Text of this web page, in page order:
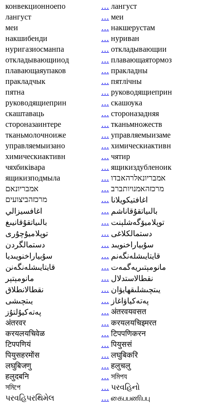
конвекционноепо
… лангуст
лангуст
… меи
меи
… накшерустам
накшибенди
… нуриван
нуригазиосманпа
… откладывающии
откладывающииод
… плавающаятормоз
плавающаяупаков
… пракладны
пракладчык
… пятлічны
пятна
… руководящиеприн
руководящиеприн
… скашоука
скаштаваць
… стороназадняя
стороназаинтере
… тканьмножеств
тканьмолочноиже
… управляемыизаме
управляемыизано
… химическиактивн
химическиактивн
… чятир
чяхбиківара
… ящикиздубленоик
ящикизподмыла
… אמבריונאלרהאבדו
אמבריונאם
… מרכזהאמנויותברב
מרכזהביצועים
… اغافتيكويلانا
اغافسيزالي
… بالىياتقۇقاناشم
بالىياتقۇقانيىغ
… توپلاميۆگەشلېنت
توپلاميۇچۇرى
… دستمالکلاغی
دستمالگردن
… سۇبياراخنويىد
سۇبياراخنويىديا
… قايتايىشلەنگەنم
قايتايىشلەنگەنن
… مانومېتىريەگمەت
مانومېتېر
… نقطالاستدلال
نقطالانطلاق
… يىتچىشلىقھايۋان
يىتچىشى
… پەتەكياۋاغاز
پەتەكيۇلتۇز
… अंतरवयवसत
अंतरवर
… करयलयचिइमरत
करयलयचिवेळ
… टिपपणिकरन
टिपपणियं
… पियुससं
पियुसहरमोंस
… लघुबिकरि
लघुबिजणु
… हलुचलु
हलुदबनि
… সমিপয
সমিপে
… પરવહિનો
પરવહિપરથિમેલ
… கைபபணிபபு